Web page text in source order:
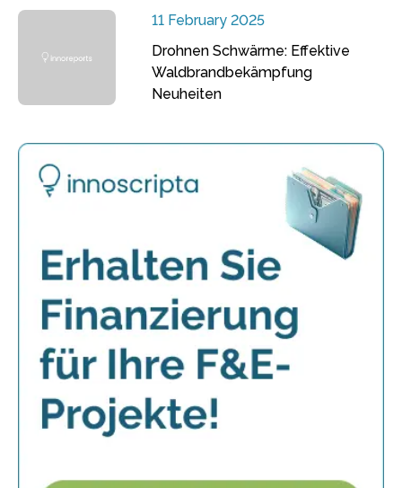
11 February 2025
Drohnen Schwärme: Effektive
Waldbrandbekämpfung
Neuheiten